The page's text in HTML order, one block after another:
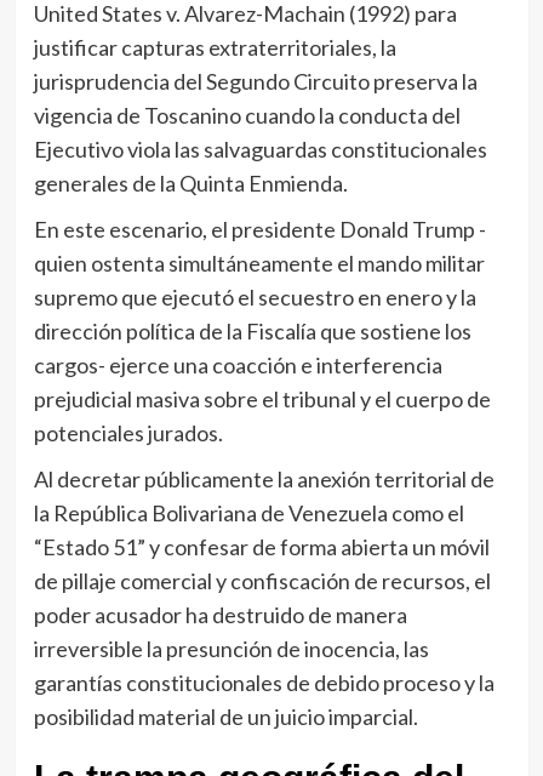
United States v. Alvarez-Machain (1992) para
justificar capturas extraterritoriales, la
jurisprudencia del Segundo Circuito preserva la
vigencia de Toscanino cuando la conducta del
Ejecutivo viola las salvaguardas constitucionales
generales de la Quinta Enmienda.
En este escenario, el presidente Donald Trump -
quien ostenta simultáneamente el mando militar
supremo que ejecutó el secuestro en enero y la
dirección política de la Fiscalía que sostiene los
cargos- ejerce una coacción e interferencia
prejudicial masiva sobre el tribunal y el cuerpo de
potenciales jurados.
Al decretar públicamente la anexión territorial de
la República Bolivariana de Venezuela como el
“Estado 51” y confesar de forma abierta un móvil
de pillaje comercial y confiscación de recursos, el
poder acusador ha destruido de manera
irreversible la presunción de inocencia, las
garantías constitucionales de debido proceso y la
posibilidad material de un juicio imparcial.